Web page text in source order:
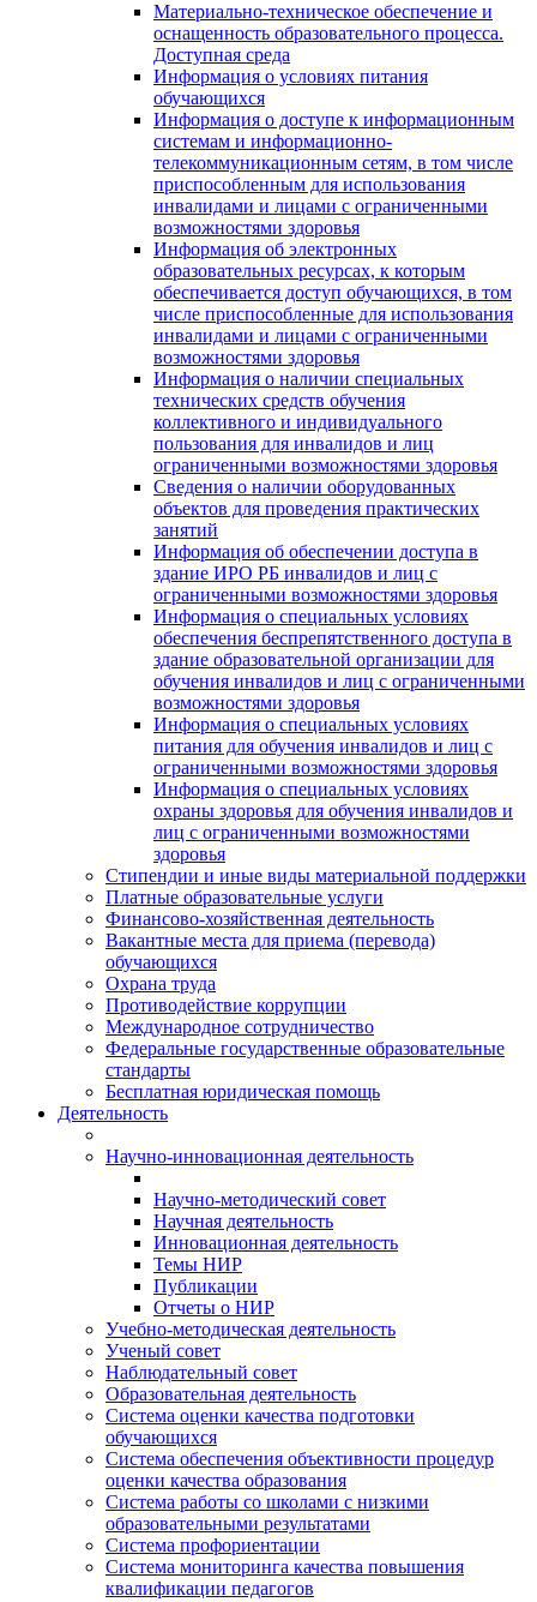
Материально-техническое обеспечение и
оснащенность образовательного процесса.
Доступная среда
Информация о условиях питания
обучающихся
Информация о доступе к информационным
системам и информационно-
телекоммуникационным сетям, в том числе
приспособленным для использования
инвалидами и лицами с ограниченными
возможностями здоровья
Информация об электронных
образовательных ресурсах, к которым
обеспечивается доступ обучающихся, в том
числе приспособленные для использования
инвалидами и лицами с ограниченными
возможностями здоровья
Информация о наличии специальных
технических средств обучения
коллективного и индивидуального
пользования для инвалидов и лиц
ограниченными возможностями здоровья
Сведения о наличии оборудованных
объектов для проведения практических
занятий
Информация об обеспечении доступа в
здание ИРО РБ инвалидов и лиц с
ограниченными возможностями здоровья
Информация о специальных условиях
обеспечения беспрепятственного доступа в
здание образовательной организации для
обучения инвалидов и лиц с ограниченными
возможностями здоровья
Информация о специальных условиях
питания для обучения инвалидов и лиц с
ограниченными возможностями здоровья
Информация о специальных условиях
охраны здоровья для обучения инвалидов и
лиц с ограниченными возможностями
здоровья
Стипендии и иные виды материальной поддержки
Платные образовательные услуги
Финансово-хозяйственная деятельность
Вакантные места для приема (перевода)
обучающихся
Охрана труда
Противодействие коррупции
Международное сотрудничество
Федеральные государственные образовательные
стандарты
Бесплатная юридическая помощь
Деятельность
Научно-инновационная деятельность
Научно-методический совет
Научная деятельность
Инновационная деятельность
Темы НИР
Публикации
Отчеты о НИР
Учебно-методическая деятельность
Ученый совет
Наблюдательный совет
Образовательная деятельность
Система оценки качества подготовки
обучающихся
Система обеспечения объективности процедур
оценки качества образования
Система работы со школами с низкими
образовательными результатами
Система профориентации
Система мониторинга качества повышения
квалификации педагогов